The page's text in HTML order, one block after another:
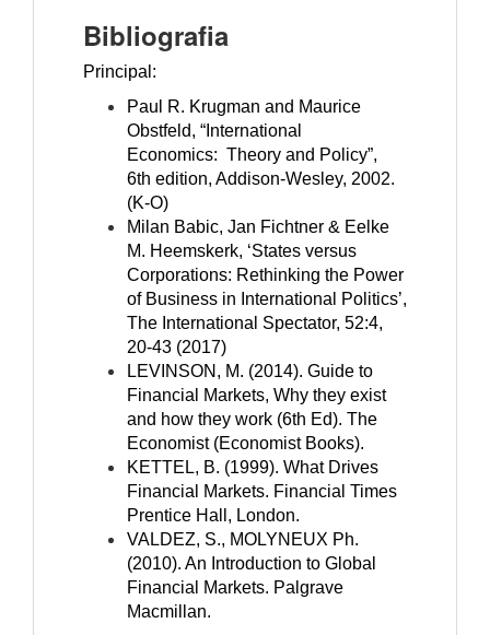
Bibliografia
Principal:
Paul R. Krugman and Maurice
Obstfeld, “International
Economics: Theory and Policy”,
6th edition, Addison-Wesley, 2002.
(K-O)
Milan Babic, Jan Fichtner & Eelke
M. Heemskerk, ‘States versus
Corporations: Rethinking the Power
of Business in International Politics’,
The International Spectator, 52:4,
20-43 (2017)
LEVINSON, M. (2014). Guide to
Financial Markets, Why they exist
and how they work (6th Ed). The
Economist (Economist Books).
KETTEL, B. (1999). What Drives
Financial Markets. Financial Times
Prentice Hall, London.
VALDEZ, S., MOLYNEUX Ph.
(2010). An Introduction to Global
Financial Markets. Palgrave
Macmillan.